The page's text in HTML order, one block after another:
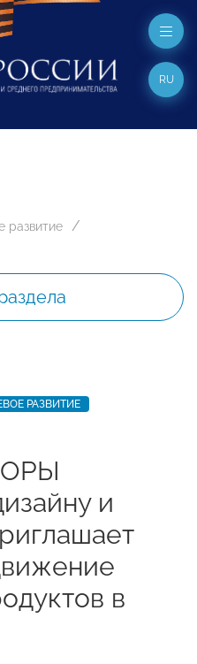
RU
развитие
РАЗВИТИЕ
и
в